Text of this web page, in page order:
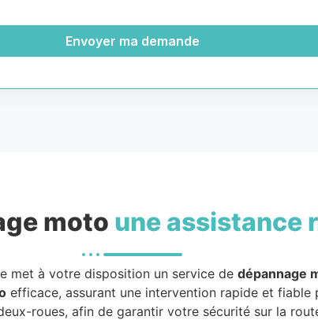
Envoyer ma demande
moto une assistance
met à votre disposition un service de dépannage
efficace, assurant une intervention rapide et fiable
roues, afin de garantir votre sécurité sur la